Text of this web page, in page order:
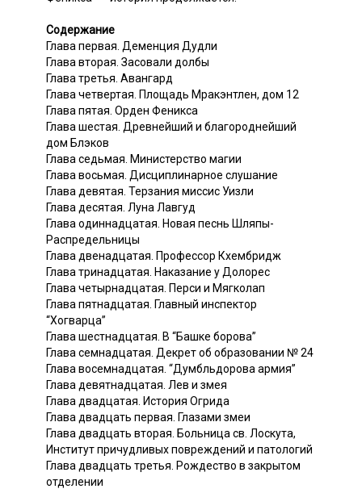
Содержание
Глава первая. Деменция Дудли
Глава вторая. Засовали долбы
Глава третья. Авангард
Глава четвертая. Площадь Мракэнтлен, дом 12
Глава пятая. Орден Феникса
Глава шестая. Древнейший и благороднейший
дом Блэков
Глава седьмая. Министерство магии
Глава восьмая. Дисциплинарное слушание
Глава девятая. Терзания миссис Уизли
Глава десятая. Луна Лавгуд
Глава одиннадцатая. Новая песнь Шляпы-
Распредельницы
Глава двенадцатая. Профессор Кхембридж
Глава тринадцатая. Наказание у Долорес
Глава четырнадцатая. Перси и Мягколап
Глава пятнадцатая. Главный инспектор
“Хогварца”
Глава шестнадцатая. В “Башке борова”
Глава семнадцатая. Декрет об образовании № 24
Глава восемнадцатая. “Думбльдорова армия”
Глава девятнадцатая. Лев и змея
Глава двадцатая. История Огрида
Глава двадцать первая. Глазами змеи
Глава двадцать вторая. Больница св. Лоскута,
Институт причудливых повреждений и патологий
Глава двадцать третья. Рождество в закрытом
отделении